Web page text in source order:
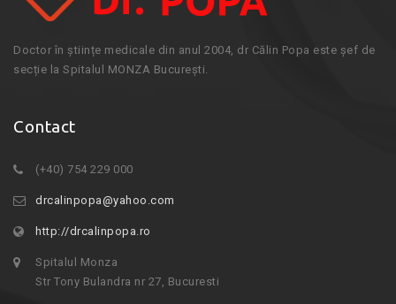
Doctor în științe medicale din anul 2004, dr Călin Popa este șef de
secție la Spitalul MONZA București.
Contact
(+40) 754 229 000
drcalinpopa@yahoo.com
http://drcalinpopa.ro
Spitalul Monza
Str Tony Bulandra nr 27, Bucuresti